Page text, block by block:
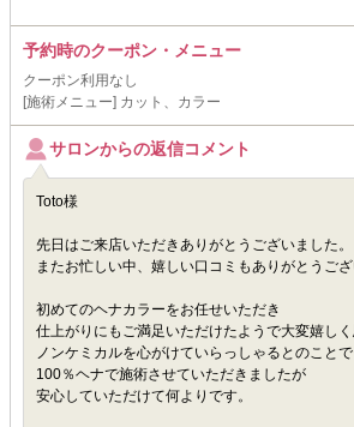
予約時のクーポン・メニュー
クーポン利用なし
[施術メニュー] カット、カラー
サロンからの返信コメント
Toto様
先日はご来店いただきありがとうございました。
またお忙しい中、嬉しい口コミもありがとうござ
初めてのヘナカラーをお任せいただき
仕上がりにもご満足いただけたようで大変嬉しく
ノンケミカルを心がけていらっしゃるとのこと
100％ヘナで施術させていただきましたが
安心していただけて何よりです。